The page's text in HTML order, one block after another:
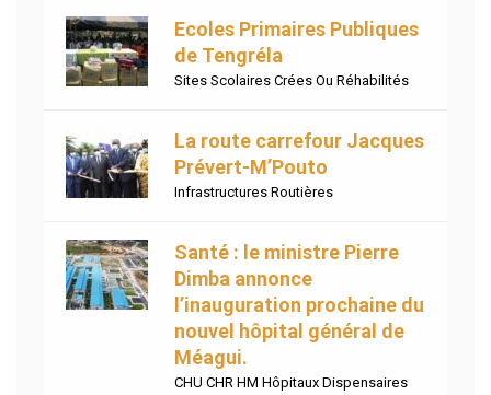
Ecoles Primaires Publiques
de Tengréla
Sites Scolaires Crées Ou Réhabilités
La route carrefour Jacques
Prévert-M’Pouto
Infrastructures Routières
Santé : le ministre Pierre
Dimba annonce
l’inauguration prochaine du
nouvel hôpital général de
Méagui.
CHU CHR HM Hôpitaux Dispensaires